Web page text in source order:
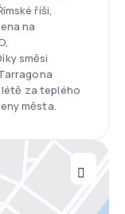
říši,
na
směsi
za teplého
města.